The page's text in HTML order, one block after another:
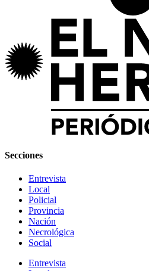
Secciones
Entrevista
Local
Policial
Provincia
Nación
Necrológica
Social
Entrevista